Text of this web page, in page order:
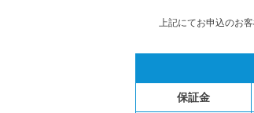
上記にてお申込のお
保証金